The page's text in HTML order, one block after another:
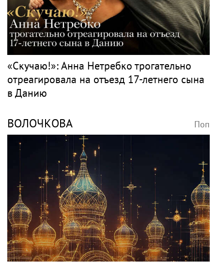
«Скучаю!»: Анна Нетребко трогательно
отреагировала на отъезд 17-летнего сына
в Данию
ВОЛОЧКОВА Поп